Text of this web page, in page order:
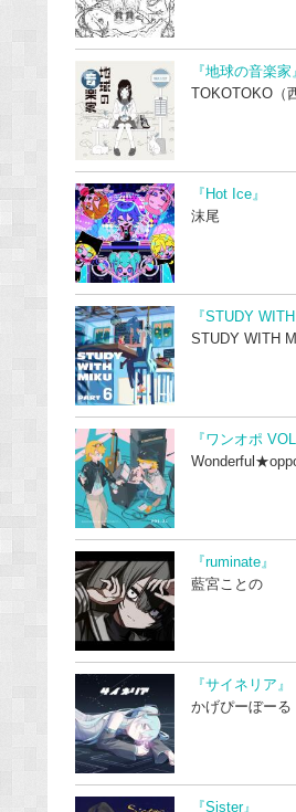
『地球の音楽家
TOKOTOKO（
『Hot Ice』
沫尾
『STUDY
STUDY WITH
『ワンオポ
『ruminate』
藍宮ことの
『サイネリア』
かげぴーぼーる
『Sister』